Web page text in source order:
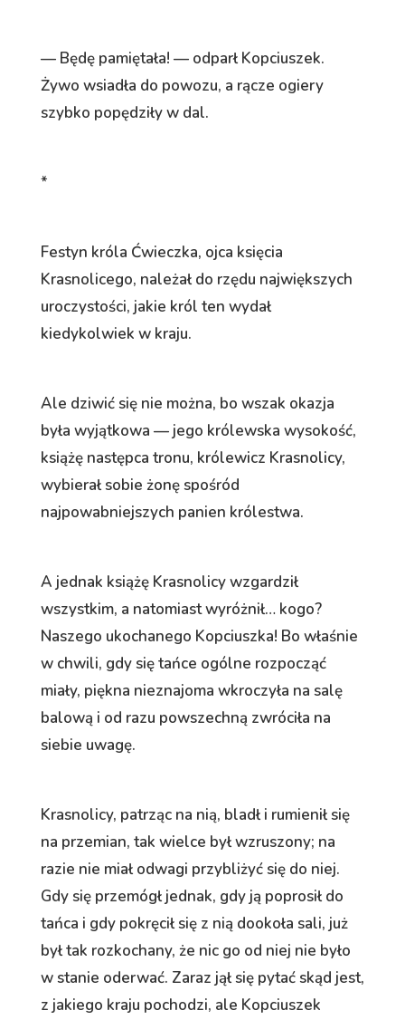
— Będę pamiętała! — odparł Kopciuszek.
Żywo wsiadła do powozu, a rącze ogiery
szybko popędziły w dal.
*
Festyn króla Ćwieczka, ojca księcia
Krasnolicego, należał do rzędu największych
uroczystości, jakie król ten wydał
kiedykolwiek w kraju.
Ale dziwić się nie można, bo wszak okazja
była wyjątkowa — jego królewska wysokość,
książę następca tronu, królewicz Krasnolicy,
wybierał sobie żonę spośród
najpowabniejszych panien królestwa.
A jednak książę Krasnolicy wzgardził
wszystkim, a natomiast wyróżnił… kogo?
Naszego ukochanego Kopciuszka! Bo właśnie
w chwili, gdy się tańce ogólne rozpocząć
miały, piękna nieznajoma wkroczyła na salę
balową i od razu powszechną zwróciła na
siebie uwagę.
Krasnolicy, patrząc na nią, bladł i rumienił się
na przemian, tak wielce był wzruszony; na
razie nie miał odwagi przybliżyć się do niej.
Gdy się przemógł jednak, gdy ją poprosił do
tańca i gdy pokręcił się z nią dookoła sali, już
był tak rozkochany, że nic go od niej nie było
w stanie oderwać. Zaraz jął się pytać skąd jest,
z jakiego kraju pochodzi, ale Kopciuszek